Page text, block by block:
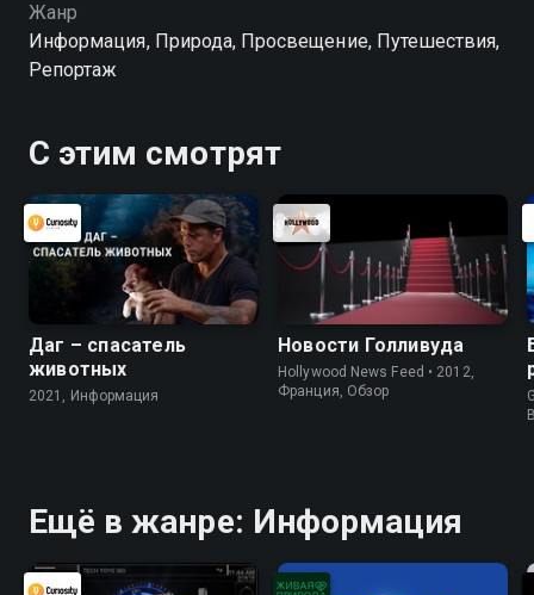
Жанр
Информация, Природа, Просвещение, Путешествия,
Репортаж
С этим смотрят
Даг – спасатель
животных
2021, Информация
Новости Голливуда
Hollywood News Feed • 2012,
Франция, Обзор
Ещё в жанре: Информация